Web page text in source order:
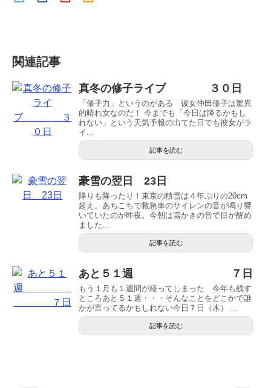
関連記事
真冬の修子ライブ ３０日
「修子力」というのがある 彼女仲田修子は驚異
的晴れ女なのだ！ 今までも「今日は降るかもし
れない」という天気予報の出てた日でも彼女がラ
イ...
記事を読む
豪雪の翌日 23日
降りも降ったり！東京の積雪は４年ぶりの20cm
超え。あちこちで救急車のサイレンの音が鳴り響
いていたのが昨夜。今朝は雪かきの音で目が醒め
ました...
記事を読む
あと５１週 ７日
もう１月も１週間が経ってしまった 今年も残す
ところあと５１週・・・そんなことをどこかで誰
かが言ってるかもしれない今日７日（木） ...
記事を読む